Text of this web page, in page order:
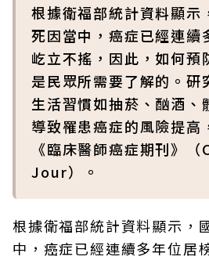
根據衛福部統計資料顯示
死因當中，癌症已經連續
屹立不搖，因此，如何預
是民眾所需要了解的。研
生活習慣如抽菸、酗酒、
導致罹患癌症的風險提高
《臨床醫師癌症期刊》
Jour）。
根據衛福部統計資料顯示，
中，癌症已經連續多年位居